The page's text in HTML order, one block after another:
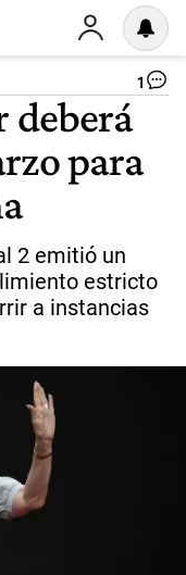
1
deberá
para
2 emitió un
estricto
a instancias